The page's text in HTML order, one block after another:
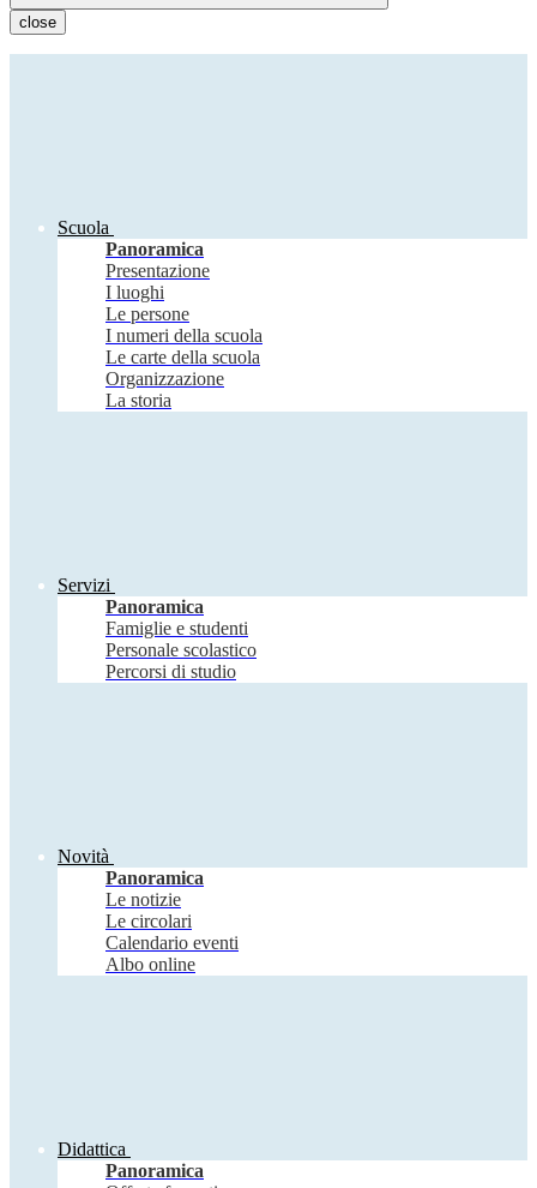
close
Scuola
Panoramica
Presentazione
I luoghi
Le persone
I numeri della scuola
Le carte della scuola
Organizzazione
La storia
Servizi
Panoramica
Famiglie e studenti
Personale scolastico
Percorsi di studio
Novità
Panoramica
Le notizie
Le circolari
Calendario eventi
Albo online
Didattica
Panoramica